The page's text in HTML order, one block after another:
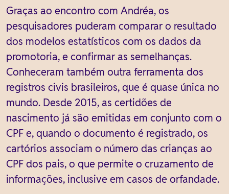
Graças ao encontro com Andréa, os
pesquisadores puderam comparar o resultado
dos modelos estatísticos com os dados da
promotoria, e confirmar as semelhanças.
Conheceram também outra ferramenta dos
registros civis brasileiros, que é quase única no
mundo. Desde 2015, as certidões de
nascimento já são emitidas em conjunto com o
CPF e, quando o documento é registrado, os
cartórios associam o número das crianças ao
CPF dos pais, o que permite o cruzamento de
informações, inclusive em casos de orfandade.